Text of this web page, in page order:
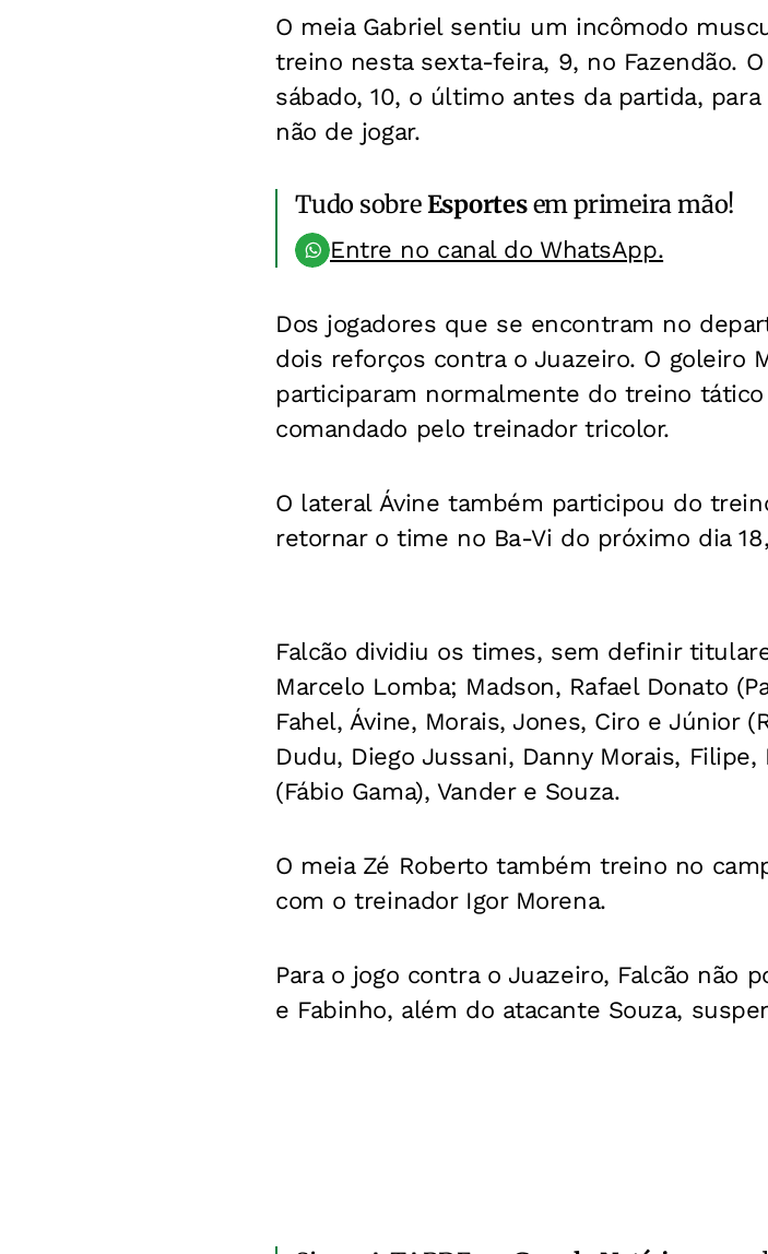
O meia Gabriel sentiu um incômodo
treino nesta sexta-feira, 9, no Fazendão.
sábado, 10, o último antes da partida,
não de jogar.
Tudo sobreEsportesem primeira mão!
Entre no canal do WhatsApp.
Dos jogadores que se encontram no
dois reforços contra o Juazeiro. O goleiro
participaram normalmente do treino
comandado pelo treinador tricolor.
O lateral Ávine também participou do
retornar o time no Ba-Vi do próximo dia
Falcão dividiu os times, sem definir
Marcelo Lomba; Madson, Rafael Donato
Fahel, Ávine, Morais, Jones, Ciro e Júnior
Dudu, Diego Jussani, Danny Morais,
(Fábio Gama), Vander e Souza.
O meia Zé Roberto também treino no
com o treinador Igor Morena.
Para o jogo contra o Juazeiro, Falcão não
e Fabinho, além do atacante Souza,